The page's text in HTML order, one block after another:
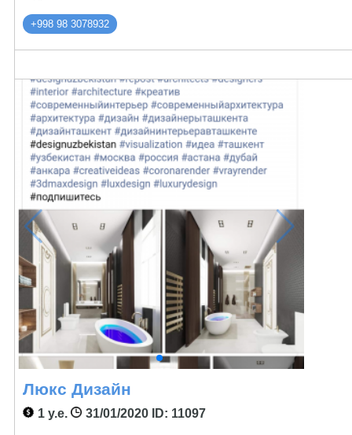
+998 98 3078932
Люкс Дизайн
1 у.е. 31/01/2020ID: 11097